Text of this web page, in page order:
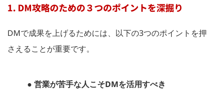
1. DM攻略のための３つのポイントを深掘り
DMで成果を上げるためには、以下の3つのポイントを押
さえることが重要です。
● 営業が苦手な人こそDMを活用すべき